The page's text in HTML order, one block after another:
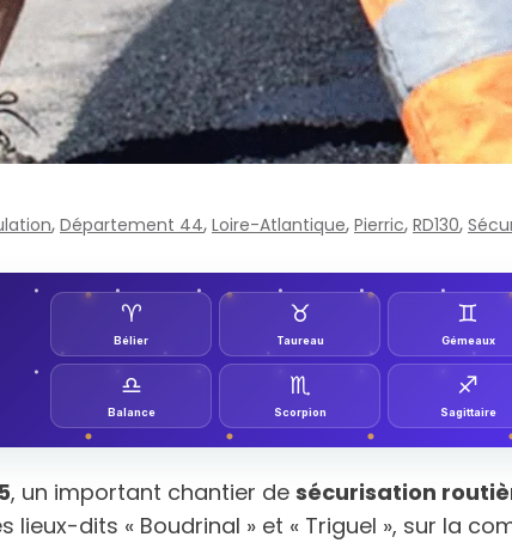
, Département 44, Loire-Atlantique, Pierric, RD130,
♈︎
Bélier
♉︎
Taureau
♊︎
Gémeaux
♎︎
Balance
♏︎
Scorpion
♐︎
Sagittaire
, un important chantier de sécurisation
lieux-dits « Boudrinal » et « Triguel », sur la